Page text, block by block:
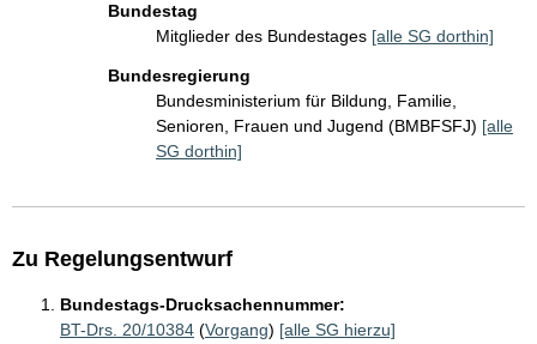
Bundestag
Mitglieder des Bundestages [alle SG dorthin]
Bundesregierung
Bundesministerium für Bildung, Familie,
Senioren, Frauen und Jugend (BMBFSFJ) [alle
SG dorthin]
Zu Regelungsentwurf
Bundestags-Drucksachennummer:
BT-Drs. 20/10384 (Vorgang) [alle SG hierzu]